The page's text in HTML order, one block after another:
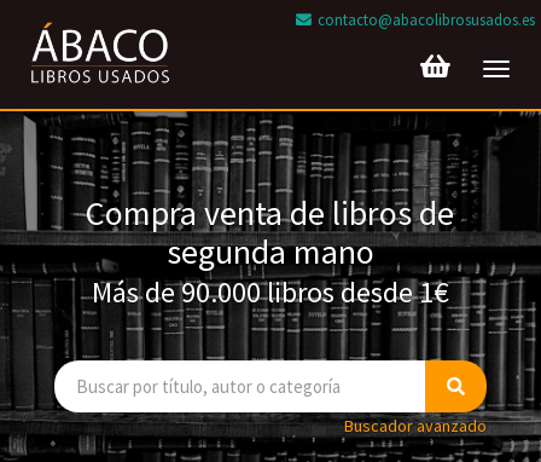
contacto@abacolibrosusados.es
Compra venta de libros de
segunda mano
Más de 90.000 libros desde 1€
Buscador avanzado